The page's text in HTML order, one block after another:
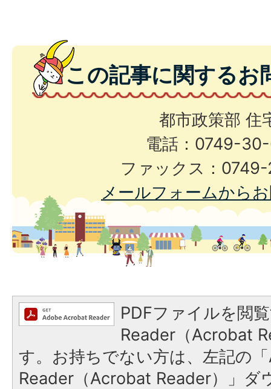
この記事に関するお
都市政策部 住
電話：0749-
ファックス：
メールフォームから
PDFファイルを閲
Reader（Acrobat
す。お持ちでない方は、左記の
Reader（Acrobat Reader）」ダ